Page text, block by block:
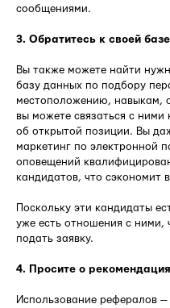
сообщениями.
3. Обратитесь к своей
Вы также можете найти
базу данных по подбору
местоположению, навыкам,
вы можете связаться с
об открытой позиции. Вы
маркетинг по электронной
оповещений
кандидатов, что сэкономит
Поскольку эти кандидаты
уже есть отношения с ними,
подать заявку.
4. Просите о
Использование рефералов